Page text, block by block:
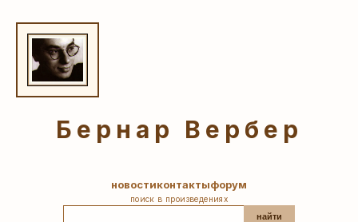
Бернар Вербер
новостиконтактыфорум
поиск в произведениях
найти